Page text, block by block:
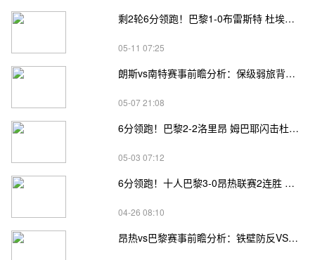
剩2轮6分领跑！巴黎1-0布雷斯特 杜埃绝杀马尤卢中框卢卡斯送助攻
05-11 07:25
朗斯vs南特赛事前瞻分析：保级弱旅背水一战
05-07 21:08
6分领跑！巴黎2-2洛里昂 姆巴耶闪击杜埃助攻小埃梅里破门
05-03 07:12
6分领跑！十人巴黎3-0昂热联赛2连胜 李刚仁、贝拉尔多相继传射
04-26 08:10
昂热vs巴黎赛事前瞻分析：铁壁防反VS体系压制